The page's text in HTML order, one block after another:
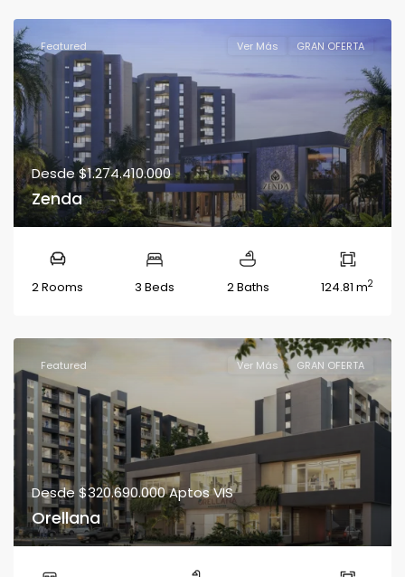
Featured Ver Más GRAN OFERTA
Desde$1.274.410.000
Zenda
2 Rooms 3 Beds 2 Baths 124.81 m2
Featured Ver Más GRAN OFERTA
Desde$320.690.000Aptos VIS
Orellana